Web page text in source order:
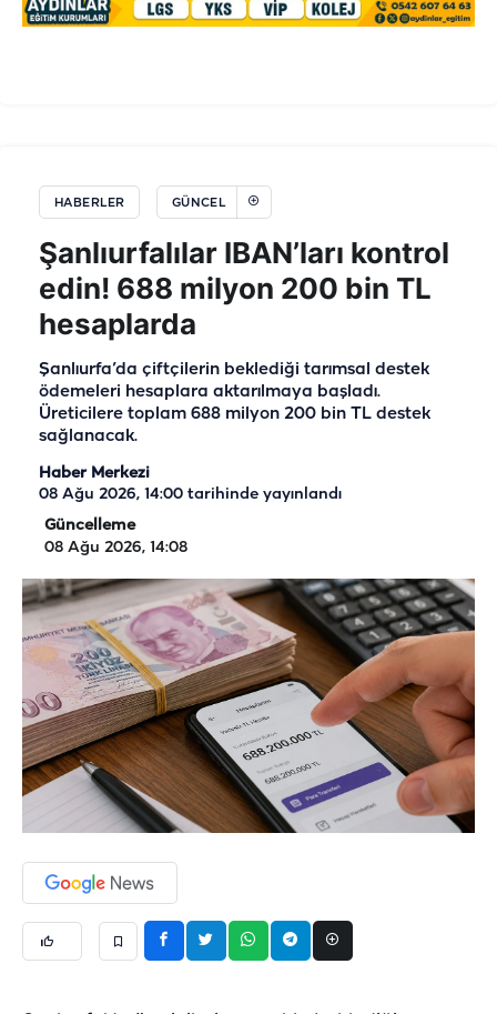
HABERLER GÜNCEL
Şanlıurfalılar IBAN’ları kontrol
edin! 688 milyon 200 bin TL
hesaplarda
Şanlıurfa’da çiftçilerin beklediği tarımsal destek
ödemeleri hesaplara aktarılmaya başladı.
Üreticilere toplam 688 milyon 200 bin TL destek
sağlanacak.
Haber Merkezi
08 Ağu 2026, 14:00 tarihinde yayınlandı
Güncelleme
08 Ağu 2026, 14:08